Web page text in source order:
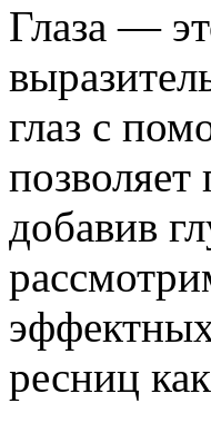
Глаза —
глаз с
позволяет
добавив
ресниц